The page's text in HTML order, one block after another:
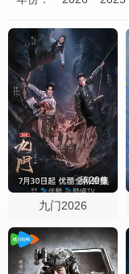
第20集
九门2026